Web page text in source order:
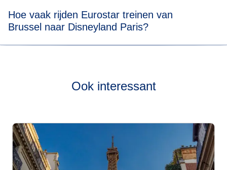
Hoe vaak rijden Eurostar treinen van
Brussel naar Disneyland Paris?
Ook interessant